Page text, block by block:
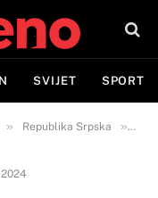
SVIJET SPORT
» Republika Srpska »